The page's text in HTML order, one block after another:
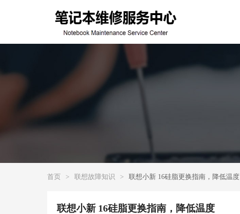
首页 > 联想故障知识 > 联想小新 16硅脂更换指南，降低温度
联想小新 16硅脂更换指南，降低温度